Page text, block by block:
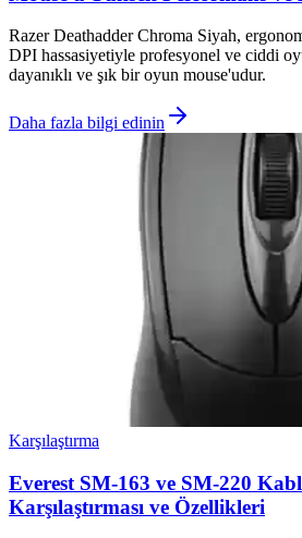
Razer Deathadder Chroma Siyah,
DPI hassasiyetiyle profesyonel ve ciddi
dayanıklı ve şık bir oyun mouse'udur.
Daha fazla bilgi edinin
Karşılaştırma
Everest SM-163 ve SM-220
Karşılaştırması ve Özellikleri